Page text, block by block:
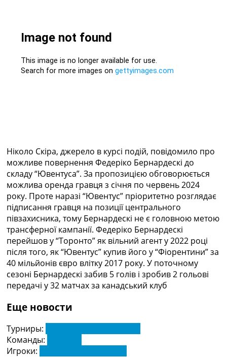
Чемпіонат Світу. Турнирні таблиці
Таблиця УПЛ
Таблиця АПЛ
Таблиця Ла Ліги
Телепрограма
RU
UA
Categories
Головна
Новини футболу
Відео
Новини футболу України
Футбольні трансфери
Останні коментарі
Логін
Турніри
Ніколо Скіра, джерело в курсі подій, повідомило про
можливе повернення Федеріко Бернардескі до
складу “Ювентуса”. За пропозицією обговорюється
можлива оренда гравця з січня по червень 2024
року. Проте наразі “Ювентус” пріоритетно розглядає
підписання гравця на позиції центрального
півзахисника, тому Бернардескі не є головною метою
трансферної кампанії. Федеріко Бернардескі
перейшов у “Торонто” як вільний агент у 2022 році
після того, як “Ювентус” купив його у “Фіорентини” за
40 мільйонів євро влітку 2017 року. У поточному
сезоні Бернардескі забив 5 голів і зробив 2 гольові
передачі у 32 матчах за канадський клуб
Еще новости
Турниры:
Команды:
Игроки: